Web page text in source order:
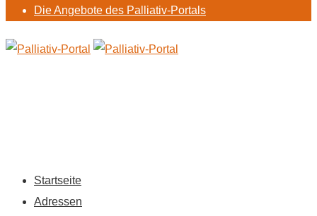
Die Angebote des Palliativ-Portals
Startseite
Adressen